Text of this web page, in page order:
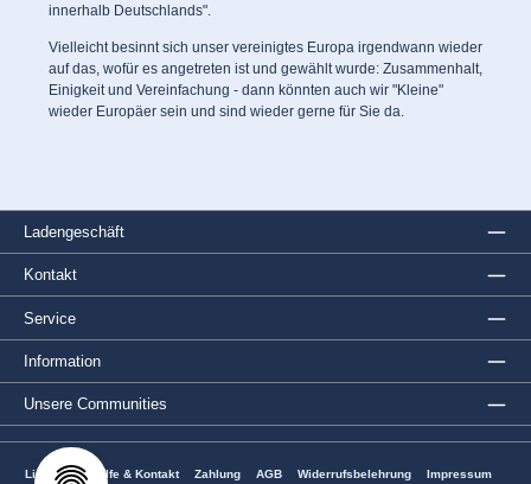
innerhalb Deutschlands".
Vielleicht besinnt sich unser vereinigtes Europa irgendwann wieder
auf das, wofür es angetreten ist und gewählt wurde: Zusammenhalt,
Einigkeit und Vereinfachung - dann könnten auch wir "Kleine"
wieder Europäer sein und sind wieder gerne für Sie da.
Ladengeschäft
Service
Information
Kontakt
Unsere Communities
Lieferung Hilfe & Kontakt Zahlung AGB Widerrufsbelehrung Impressum